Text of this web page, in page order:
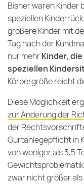
Bisher waren Kinder
speziellen
größere Kinder mit
Tag nach der
nur mehrKinder,
speziellen
Körpergröße reicht
Diese Möglichkeit
zur Änderung der
der
Gurtanlegepflicht in
von weniger als 3,5
zwar nicht größer